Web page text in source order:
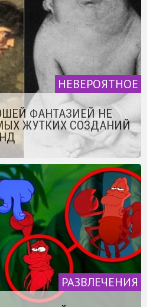
НЕВЕРОЯТНОЕ
ФАНТАЗИЕЙ НЕ
ЖУТКИХ СОЗДАНИЙ
РАЗВЛЕЧЕНИЯ